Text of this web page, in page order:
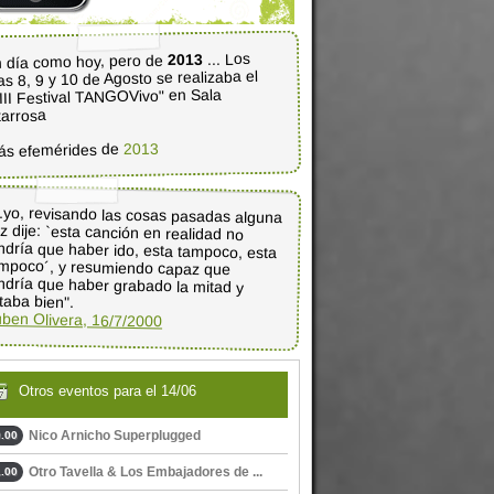
día como hoy, pero de2013 ... Los
8, 9 y 10 de Agosto se realizaba el
Festival TANGOVivo" en Sala
efemérides de 2013
revisando las cosas pasadas alguna
dije: `esta canción en realidad no
que haber ido, esta tampoco, esta
y resumiendo capaz que
que haber grabado la mitad y
bien".
Olivera, 16/7/2000
Otros eventos para el 14/06
Nico Arnicho Superplugged
Otro Tavella & Los Embajadores de ...